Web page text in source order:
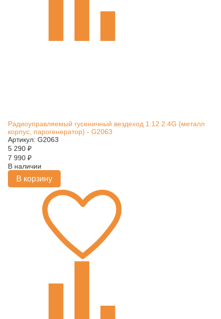
Радиоуправляемый гусеничный вездеход 1:12 2.4G (металл
корпус, парогенератор) - G2063
Артикул: G2063
5 290 ₽
7 990 ₽
В наличии
В корзину